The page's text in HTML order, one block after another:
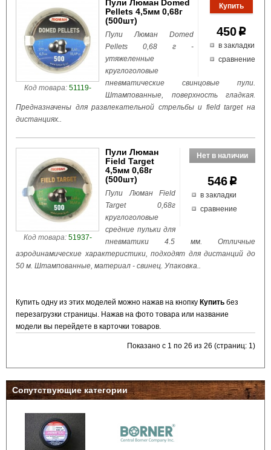
450 p
в закладки
сравнение
Код товара:51119-
Пули Люман Domed
Pellets 4,5мм 0,68г
(500шт)
Пули Люман Domed
Pellets 0,68 г -
утяжеленные
круглоголовые
пневматические свинцовые пули.
Штампованные, поверхность гладкая.
Предназначены для развлекательной стрельбы и field target на
дистанциях..
546 p
в закладки
сравнение
Код товара:51937-
Пули Люман
Field Target
4,5мм 0,68г
(500шт)
Пули Люман Field
Target 0,68г
круглоголовые
средние пульки для
пневматики 4.5 мм. Отличные
аэродинамические характеристики, подходят для дистанций до
50 м. Штампованные, материал - свинец. Упаковка..
Купить одну из этих моделей можно нажав на кнопку Купить без
перезагрузки страницы. Нажав на фото товара или название
модели вы перейдете в карточки товаров.
Показано с 1 по 26 из 26 (страниц: 1)
Сопутствующие категории